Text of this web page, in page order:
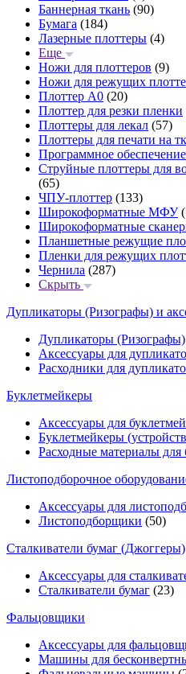
Баннерная ткань (90)
Бумага (184)
Лазерные плоттеры (4)
Еще
Ножи для плоттеров (9)
Ножи для режущих
Плоттер А0 (20)
Плоттер для резки пленки
Плоттеры для лекал (57)
Плоттеры для печати на
Программное обеспечение
Струйные плоттеры для
(65)
ЧПУ-плоттер (133)
Широкоформатные МФУ
Широкоформатные
Планшетные режущие
Пленки для режущих
Чернила (287)
Скрыть
Дупликаторы (Ризографы) и
Дупликаторы (Ризографы)
Аксессуары для
Расходники для
Буклетмейкеры
Аксессуары для
Буклетмейкеры
Расходные материалы для
Листоподборочное
Аксессуары для
Листоподборщики (50)
Сталкиватели бумаг (Джоггеры)
Аксессуары для
Сталкиватели бумаг (23)
Фальцовщики
Аксессуары для
Машины для